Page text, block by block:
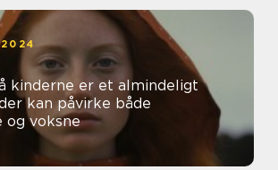
kinderne er et almindeligt
kan påvirke både
og voksne